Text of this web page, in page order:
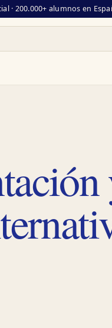
· 200.000+ alumnos en